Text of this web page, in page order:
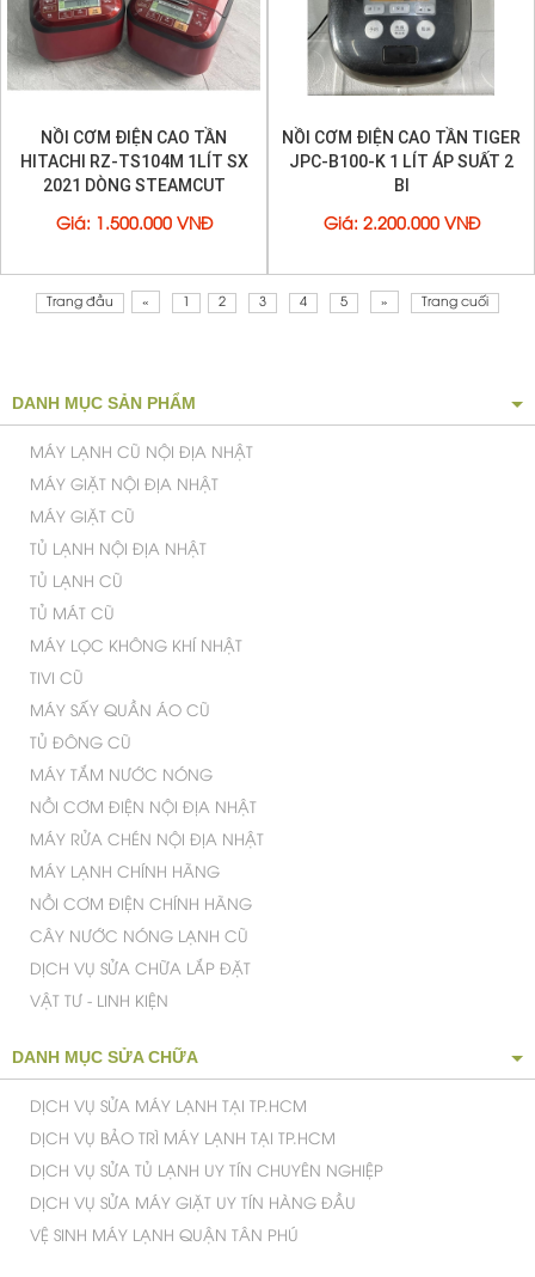
NỒI CƠM ĐIỆN CAO TẦN
HITACHI RZ-TS104M 1LÍT SX
2021 DÒNG STEAMCUT
Giá : 1.500.000 VNĐ
NỒI CƠM ĐIỆN CAO TẦN TIGER
JPC-B100-K 1 LÍT ÁP SUẤT 2
BI
Giá : 2.200.000 VNĐ
Trang đầu « 2 3 4 5 » Trang cuối
DANH MỤC SẢN PHẨM
MÁY LẠNH CŨ NỘI ĐỊA NHẬT
MÁY GIẶT NỘI ĐỊA NHẬT
MÁY GIẶT CŨ
TỦ LẠNH NỘI ĐỊA NHẬT
TỦ LẠNH CŨ
TỦ MÁT CŨ
MÁY LỌC KHÔNG KHÍ NHẬT
TIVI CŨ
MÁY SẤY QUẦN ÁO CŨ
TỦ ĐÔNG CŨ
MÁY TẮM NƯỚC NÓNG
NỒI CƠM ĐIỆN NỘI ĐỊA NHẬT
MÁY RỬA CHÉN NỘI ĐỊA NHẬT
MÁY LẠNH CHÍNH HÃNG
NỒI CƠM ĐIỆN CHÍNH HÃNG
CÂY NƯỚC NÓNG LẠNH CŨ
DỊCH VỤ SỬA CHỮA LẮP ĐẶT
VẬT TƯ - LINH KIỆN
DANH MỤC SỬA CHỮA
DỊCH VỤ SỬA MÁY LẠNH TẠI TP.HCM
DỊCH VỤ BẢO TRÌ MÁY LẠNH TẠI TP.HCM
DỊCH VỤ SỬA TỦ LẠNH UY TÍN CHUYÊN NGHIỆP
DỊCH VỤ SỬA MÁY GIẶT UY TÍN HÀNG ĐẦU
VỆ SINH MÁY LẠNH QUẬN TÂN PHÚ